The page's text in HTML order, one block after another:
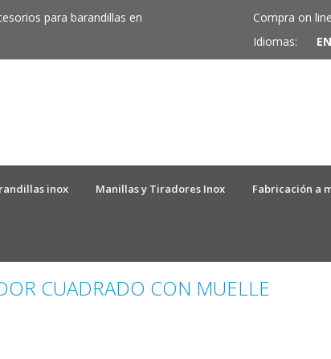
para barandillas en Compra on
Idiomas:
EN
inox Manillas y Tiradores Inox Fabricación a
CUADRADO CON MUELLE